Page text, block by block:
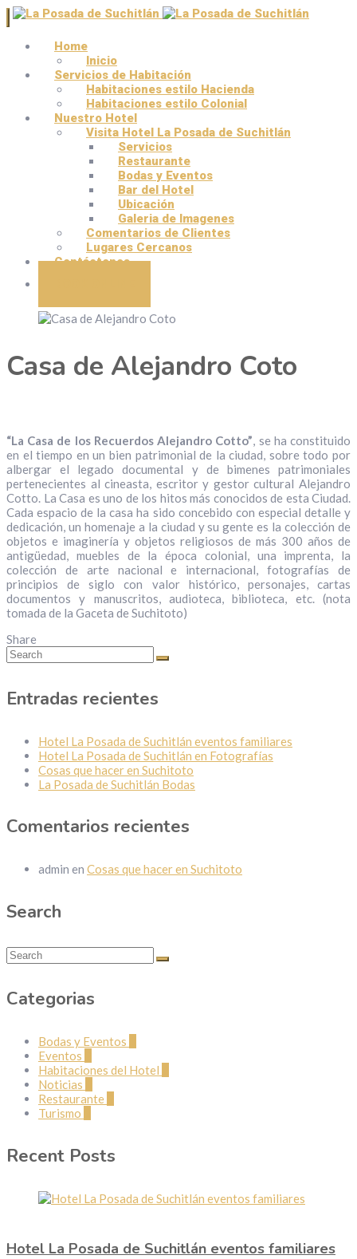
Home
Inicio
Servicios de Habitación
Habitaciones estilo Hacienda
Habitaciones estilo Colonial
Nuestro Hotel
Visita Hotel La Posada de Suchitlán
Servicios
Restaurante
Bodas y Eventos
Bar del Hotel
Ubicación
Galeria de Imagenes
Comentarios de Clientes
Lugares Cercanos
Contáctenos
Casa de Alejandro Coto
“La Casa de los Recuerdos Alejandro Cotto”, se ha constituido
en el tiempo en un bien patrimonial de la ciudad, sobre todo por
albergar el legado documental y de bimenes patrimoniales
pertenecientes al cineasta, escritor y gestor cultural Alejandro
Cotto. La Casa es uno de los hitos más conocidos de esta Ciudad.
Cada espacio de la casa ha sido concebido con especial detalle y
dedicación, un homenaje a la ciudad y su gente es la colección de
objetos e imaginería y objetos religiosos de más 300 años de
antigüedad, muebles de la época colonial, una imprenta, la
colección de arte nacional e internacional, fotografías de
principios de siglo con valor histórico, personajes, cartas
documentos y manuscritos, audioteca, biblioteca, etc. (nota
tomada de la Gaceta de Suchitoto)
Share
Entradas recientes
Hotel La Posada de Suchitlán eventos familiares
Hotel La Posada de Suchitlán en Fotografías
Cosas que hacer en Suchitoto
La Posada de Suchitlán Bodas
Comentarios recientes
admin en Cosas que hacer en Suchitoto
Search
Categorias
Bodas y Eventos
Eventos
Habitaciones del Hotel
Noticias
Restaurante
Turismo
Recent Posts
Hotel La Posada de Suchitlán eventos familiares